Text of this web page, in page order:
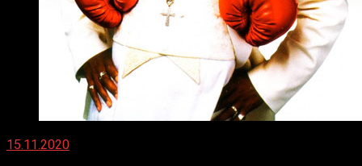
15.11.2020